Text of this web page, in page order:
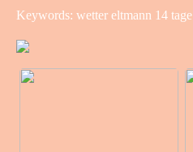
Keywords: wetter eltmann 14 tage